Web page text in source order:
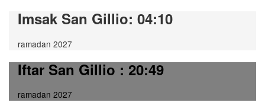
Imsak San Gillio: 04:10
ramadan 2027
Iftar San Gillio: 20:49
ramadan 2027